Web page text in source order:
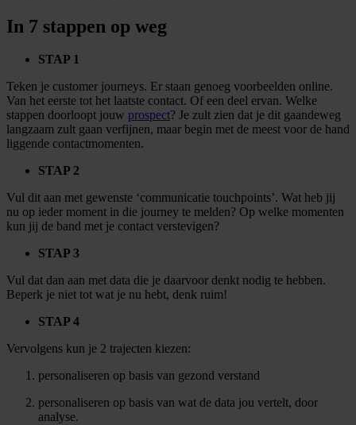
In 7 stappen op weg
STAP 1
Teken je customer journeys. Er staan genoeg voorbeelden online.
Van het eerste tot het laatste contact. Of een deel ervan. Welke
stappen doorloopt jouw prospect? Je zult zien dat je dit gaandeweg
langzaam zult gaan verfijnen, maar begin met de meest voor de hand
liggende contactmomenten.
STAP 2
Vul dit aan met gewenste ‘communicatie touchpoints’. Wat heb jij
nu op ieder moment in die journey te melden? Op welke momenten
kun jij de band met je contact verstevigen?
STAP 3
Vul dat dan aan met data die je daarvoor denkt nodig te hebben.
Beperk je niet tot wat je nu hebt, denk ruim!
STAP 4
Vervolgens kun je 2 trajecten kiezen:
personaliseren op basis van gezond verstand
personaliseren op basis van wat de data jou vertelt, door
analyse.